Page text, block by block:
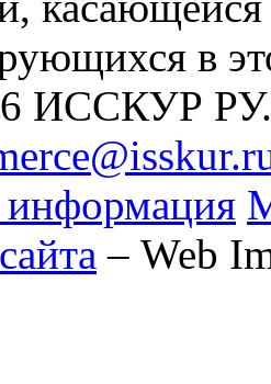
в
ИССКУР РУ.
информация
– Web